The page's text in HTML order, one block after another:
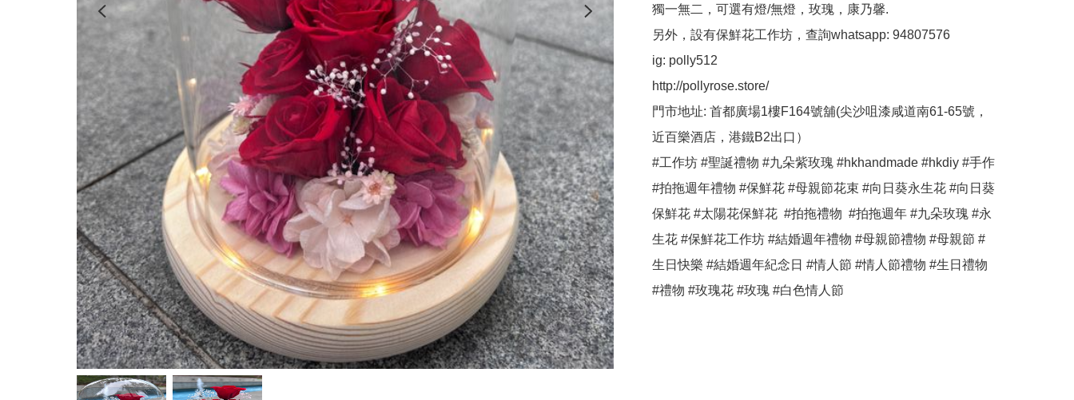
獨一無二，可選有燈/無燈，玫瑰，康乃馨.
另外，設有保鮮花工作坊，查詢whatsapp: 94807576
ig: polly512
http://pollyrose.store/
門市地址: 首都廣場1樓F164號舖(尖沙咀漆咸道南61-65號，
近百樂酒店，港鐵B2出口）
#工作坊 #聖誕禮物 #九朵紫玫瑰 #hkhandmade #hkdiy #手作
#拍拖週年禮物 #保鮮花 #母親節花束 #向日葵永生花 #向日葵
保鮮花 #太陽花保鮮花  #拍拖禮物  #拍拖週年 #九朵玫瑰 #永
生花 #保鮮花工作坊 #結婚週年禮物 #母親節禮物 #母親節 #
生日快樂 #結婚週年紀念日 #情人節 #情人節禮物 #生日禮物
#禮物 #玫瑰花 #玫瑰 #白色情人節